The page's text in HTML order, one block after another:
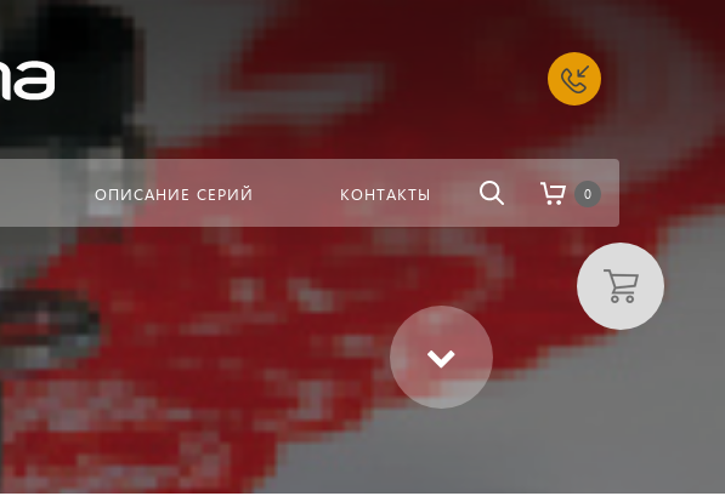
ОПИСАНИЕ СЕРИЙ КОНТАКТЫ 0